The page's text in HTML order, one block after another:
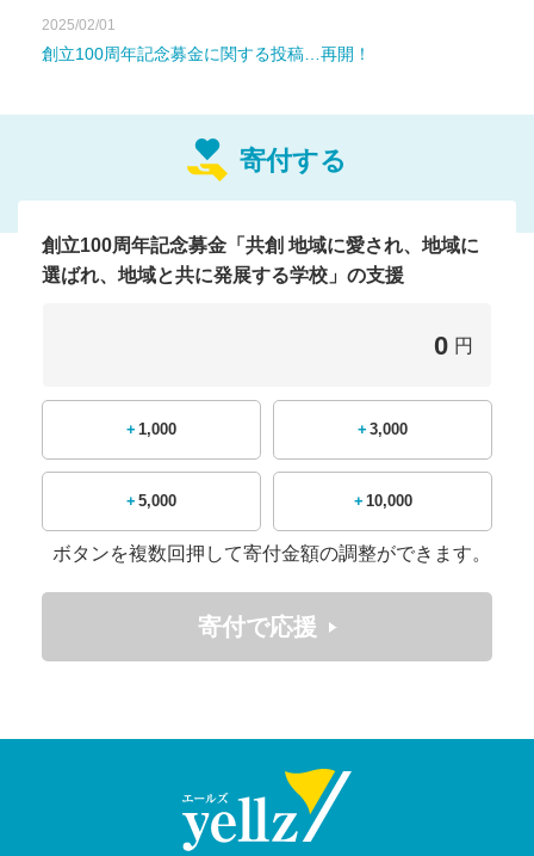
迎えます。
テーマは「共創」
～地域に愛され、地域に選ばれ、
地域と共に発展する学校～
創立100周年記念プロジェクト委員会が発足し、様々な記念
記念イベントなどの情報は決定次第こちらのページとMeish
u Hitachi Newsでお伝えしていきます。
創立100年記念ロゴマーク決定
2025/02/01
創立100周年記念募金に関する投稿…再開！
寄付する
創立100周年記念募金「共創 地域に愛され、地域に
選ばれ、地域と共に発展する学校」の支援
0 円
+1,000 +3,000
+5,000 +10,000
ボタンを複数回押して寄付金額の調整ができます。
寄付で応援